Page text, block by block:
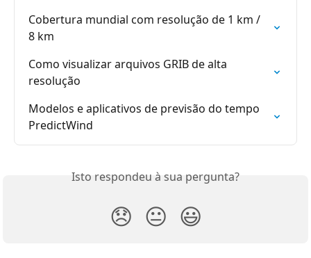
Cobertura mundial com resolução de 1 km /
8 km
Como visualizar arquivos GRIB de alta
resolução
Modelos e aplicativos de previsão do tempo
PredictWind
Isto respondeu à sua pergunta?
😞 😐 😃